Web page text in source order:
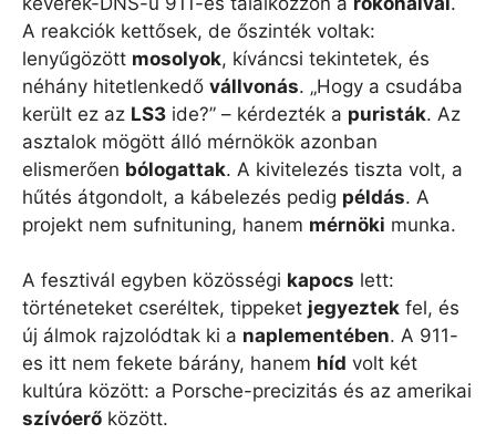
A reakciók kettősek, de őszinték voltak:
lenyűgözött mosolyok, kíváncsi tekintetek, és
néhány hitetlenkedő vállvonás. „Hogy a csudába
került ez az LS3 ide?” – kérdezték a puristák. Az
asztalok mögött álló mérnökök azonban
elismerően bólogattak. A kivitelezés tiszta volt, a
hűtés átgondolt, a kábelezés pedig példás. A
projekt nem sufnituning, hanem mérnöki munka.
A fesztivál egyben közösségi kapocs lett:
történeteket cseréltek, tippeket jegyeztek fel, és
új álmok rajzolódtak ki a naplementében. A 911-
es itt nem fekete bárány, hanem híd volt két
kultúra között: a Porsche-precizitás és az amerikai
szívóerő között.